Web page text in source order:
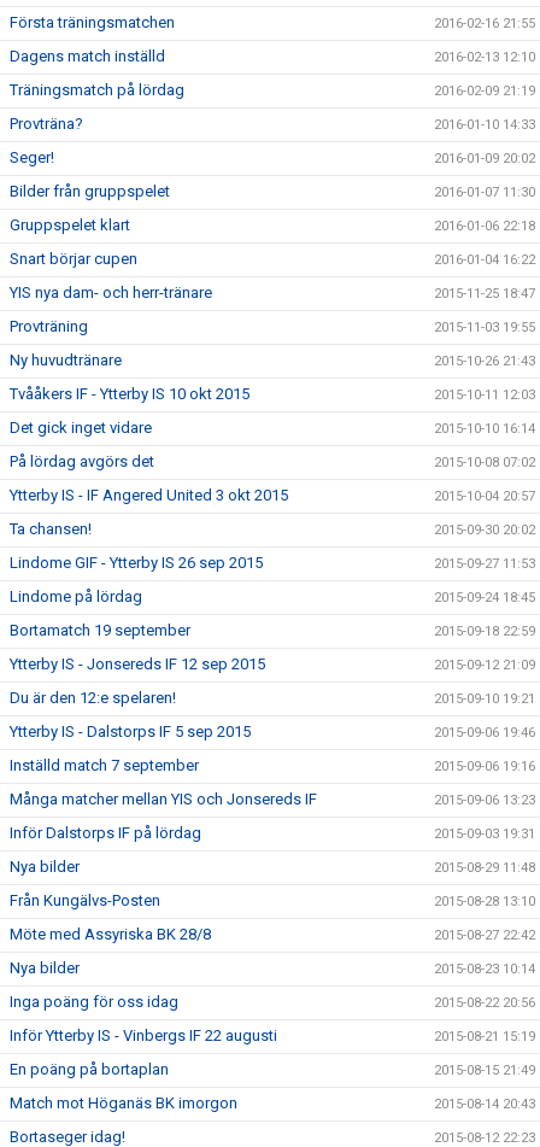
Första träningsmatchen 2016-02-16 21:55
Dagens match inställd 2016-02-13 12:10
Träningsmatch på lördag 2016-02-09 21:19
Provträna? 2016-01-10 14:33
Seger! 2016-01-09 20:02
Bilder från gruppspelet 2016-01-07 11:30
Gruppspelet klart 2016-01-06 22:18
Snart börjar cupen 2016-01-04 16:22
YIS nya dam- och herr-tränare 2015-11-25 18:47
Provträning 2015-11-03 19:55
Ny huvudtränare 2015-10-26 21:43
Tvååkers IF - Ytterby IS 10 okt 2015 2015-10-11 12:03
Det gick inget vidare 2015-10-10 16:14
På lördag avgörs det 2015-10-08 07:02
Ytterby IS - IF Angered United 3 okt 2015 2015-10-04 20:57
Ta chansen! 2015-09-30 20:02
Lindome GIF - Ytterby IS 26 sep 2015 2015-09-27 11:53
Lindome på lördag 2015-09-24 18:45
Bortamatch 19 september 2015-09-18 22:59
Ytterby IS - Jonsereds IF 12 sep 2015 2015-09-12 21:09
Du är den 12:e spelaren! 2015-09-10 19:21
Ytterby IS - Dalstorps IF 5 sep 2015 2015-09-06 19:46
Inställd match 7 september 2015-09-06 19:16
Många matcher mellan YIS och Jonsereds IF 2015-09-06 13:23
Inför Dalstorps IF på lördag 2015-09-03 19:31
Nya bilder 2015-08-29 11:48
Från Kungälvs-Posten 2015-08-28 13:10
Möte med Assyriska BK 28/8 2015-08-27 22:42
Nya bilder 2015-08-23 10:14
Inga poäng för oss idag 2015-08-22 20:56
Inför Ytterby IS - Vinbergs IF 22 augusti 2015-08-21 15:19
En poäng på bortaplan 2015-08-15 21:49
Match mot Höganäs BK imorgon 2015-08-14 20:43
Bortaseger idag! 2015-08-12 22:23